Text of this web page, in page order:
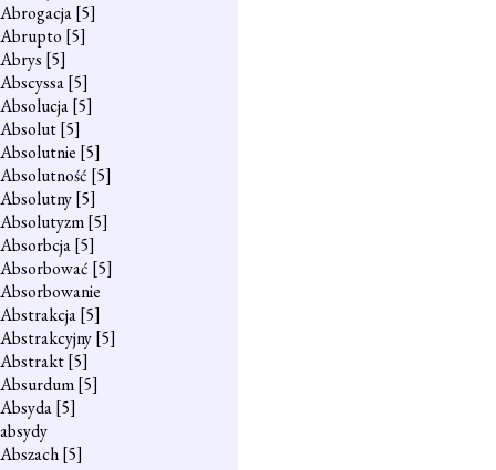
Abrogacja[5]
Abrupto [5]
Abrys [5]
Abscyssa[5]
Absolucja[5]
Absolut[5]
Absolutnie [5]
Absolutność [5]
Absolutny[5]
Absolutyzm[5]
Absorbcja[5]
Absorbować [5]
Absorbowanie
Abstrakcja[5]
Abstrakcyjny[5]
Abstrakt[5]
Absurdum[5]
Absyda[5]
absydy
Abszach[5]